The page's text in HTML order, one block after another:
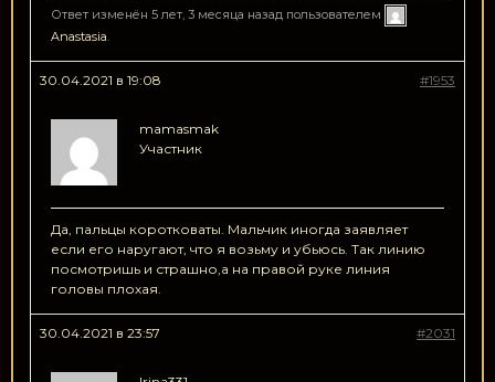
Ответ изменён 5 лет, 3 месяца назад пользователем
Anastasia.
30.04.2021 в 19:08 #1953
mamasmak
Участник
Да, пальцы коротковаты. Мальчик иногда заявляет
если его наругают, что я возьму и убьюсь. Так линию
посмотришь и страшно,а на правой руке линия
головы плохая.
30.04.2021 в 23:57 #2031